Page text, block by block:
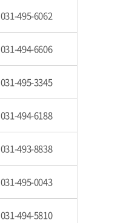
031-495-6062
031-494-6606
031-495-3345
031-494-6188
031-493-8838
031-495-0043
031-494-5810